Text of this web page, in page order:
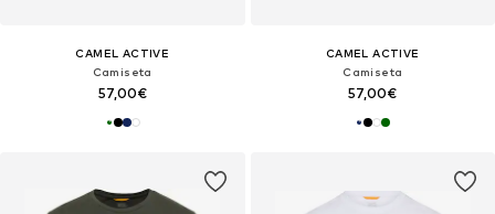
CAMEL ACTIVE
Camiseta
57,00€
CAMEL ACTIVE
Camiseta
57,00€